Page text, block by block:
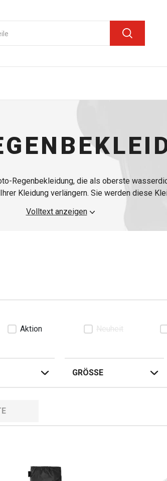
Regenbekleidung, die als oberste
Kleidung verlängern. Sie werden diese
Regen gesehen werden können. Sie können
oder Latzhosen kaufen, die Ihre Fahrt
Volltext anzeigen
Aktion Neuheit
GRÖSSE